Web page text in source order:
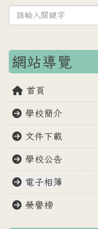
網站導覽
首頁
學校簡介
文件下載
學校公告
電子相簿
榮譽榜